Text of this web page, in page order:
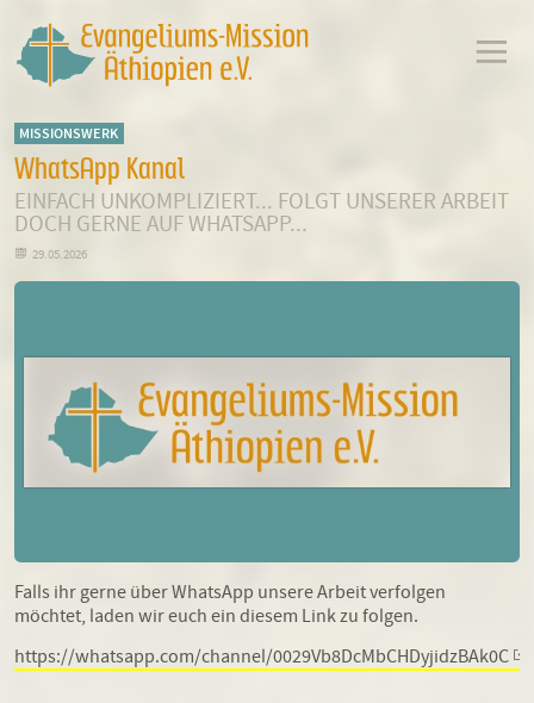
MISSIONSWERK
WhatsApp Kanal
EINFACH UNKOMPLIZIERT... FOLGT UNSERER ARBEIT
DOCH GERNE AUF WHATSAPP...
 29.05.2026
Falls ihr gerne über WhatsApp unsere Arbeit verfolgen
möchtet, laden wir euch ein diesem Link zu folgen.
https://whatsapp.com/channel/0029Vb8DcMbCHDyjidzBAk0C